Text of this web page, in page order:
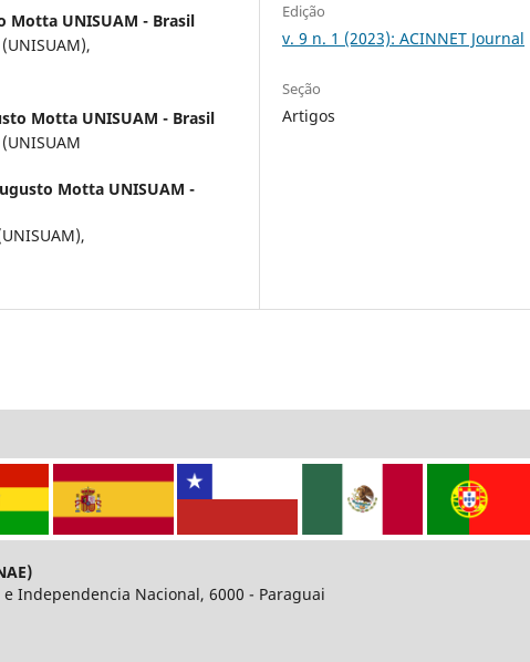
UNISUAM - Brasil
Motta UNISUAM - Brasil
Motta UNISUAM -
Edição
v. 9 n. 1 (2023): ACINNET Journal
Seção
Artigos
Independencia Nacional, 6000 - Paraguai